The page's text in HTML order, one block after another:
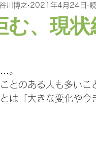
ル
む、現
川博之 2021年4月24日
。
とのある人も多いこ
は「大きな変化や今